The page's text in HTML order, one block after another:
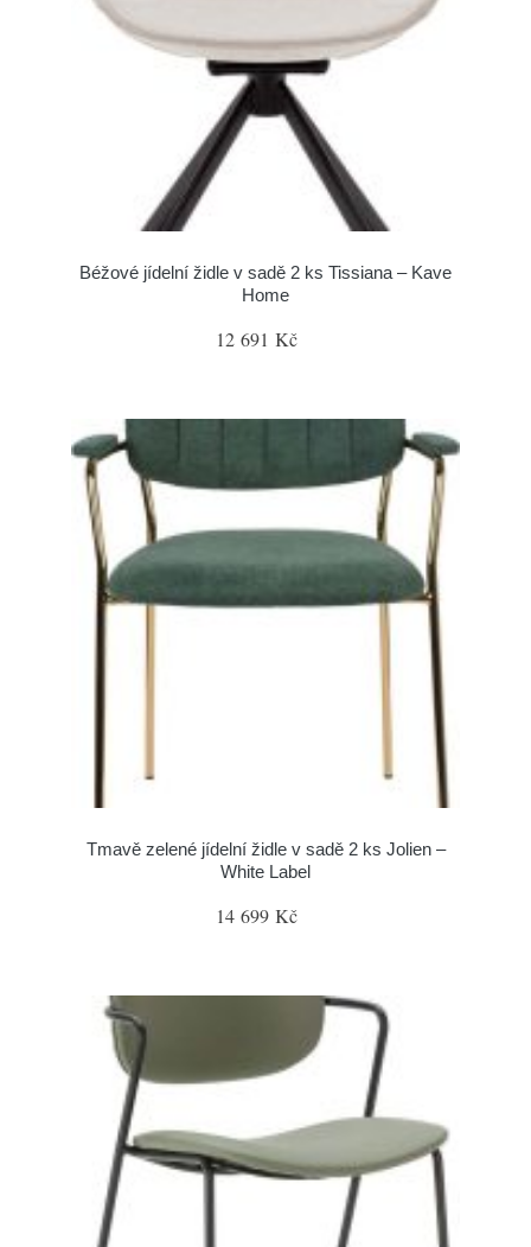
Béžové jídelní židle v sadě 2 ks Tissiana – Kave
Home
12 691 Kč
Tmavě zelené jídelní židle v sadě 2 ks Jolien –
White Label
14 699 Kč